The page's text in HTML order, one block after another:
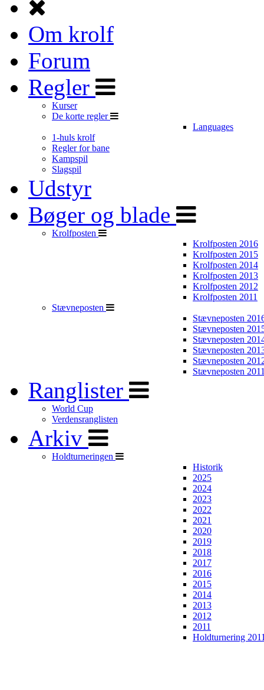
Om krolf
Forum
Regler
Kurser
De korte regler
Languages
1-huls krolf
Regler for bane
Kampspil
Slagspil
Udstyr
Bøger og blade
Krolfposten
Krolfposten 2016
Krolfposten 2015
Krolfposten 2014
Krolfposten 2013
Krolfposten 2012
Krolfposten 2011
Stævneposten
Stævneposten
Stævneposten
Stævneposten
Stævneposten
Stævneposten
Stævneposten
Ranglister
World Cup
Verdensranglisten
Arkiv
Holdturneringen
Historik
2025
2024
2023
2022
2021
2020
2019
2018
2017
2016
2015
2014
2013
2012
2011
Holdturnering